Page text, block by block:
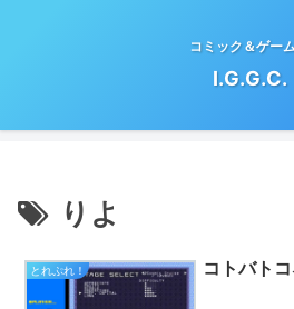
コミック＆ゲー
I.G.G.C.
りよ
とれぷれ！ コトバト